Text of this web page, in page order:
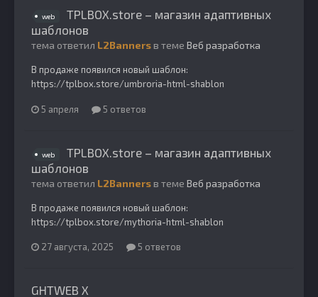
web
TPLBOX.store – магазин адаптивных
шаблонов
тема ответил L2Bannersв теме Веб разработка
В продаже появился новый шаблон:
https://tplbox.store/umbroria-html-shablon
5 апреля 5 ответов
web
TPLBOX.store – магазин адаптивных
шаблонов
тема ответил L2Bannersв теме Веб разработка
В продаже появился новый шаблон:
https://tplbox.store/mythoria-html-shablon
27 августа, 2025 5 ответов
GHTWEB X